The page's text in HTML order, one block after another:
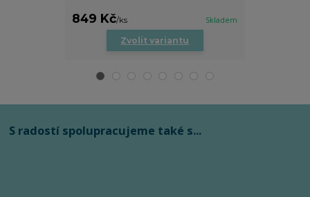
849 Kč/ks Skladem
Zvolit variantu
S radostí spolupracujeme také s...